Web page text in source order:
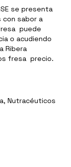
se presenta
con sabor a
puede
o acudiendo
Ribera
fresa precio.
Nutracéuticos